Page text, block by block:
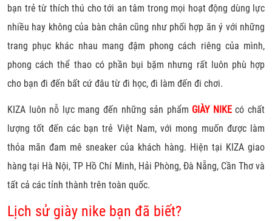
bạn trẻ từ thích thú cho tới an tâm trong mọi hoạt động dùng lực
nhiều hay không của bàn chân cũng như phối hợp ăn ý với những
trang phục khác nhau mang đậm phong cách riêng của mình,
phong cách thể thao có phần bụi bặm nhưng rất luôn phù hợp
cho bạn đi đến bất cứ đâu từ đi học, đi làm đến đi chơi.
KIZA luôn nỗ lực mang đến những sản phẩm GIÀY NIKEcó chất
lượng tốt đến các bạn trẻ Việt Nam, với mong muốn được làm
thỏa mãn đam mê sneaker của khách hàng. Hiện tại KIZA giao
hàng tại Hà Nội, TP Hồ Chí Minh, Hải Phòng, Đà Nẵng, Cần Thơ và
tất cả các tỉnh thành trên toàn quốc.
Lịch sử giày nike bạn đã biết?